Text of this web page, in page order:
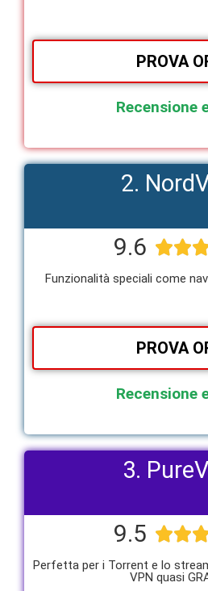
PROVA
Recensione
2.
9.6 
Funzionalità speciali come
PROVA
Recensione
3.
9.5 
Perfetta per i Torrent e lo
VPN quasi